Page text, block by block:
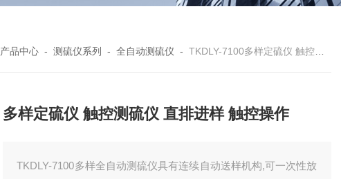
产品中心 -测硫仪系列 -全自动测硫仪 -TKDLY-7100多样定硫仪 触控测硫仪 直排进样 触控操作
多样定硫仪 触控测硫仪 直排进样 触控操作
TKDLY-7100多样全自动测硫仪具有连续自动送样机构,可一次性放